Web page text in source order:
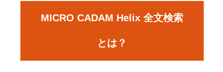
MICRO CADAM Helix 全文検索
とは？